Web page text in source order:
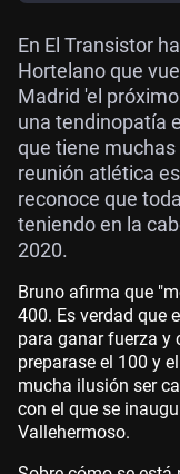
En El Transistor
Hortelano que
Madrid 'el
una tendinopatía
que tiene
reunión atlética
reconoce que
teniendo en la
2020.
Bruno afirma que
400. Es verdad que
para ganar fuerza y
preparase el 100 y
mucha ilusión ser
con el que se
Vallehermoso.